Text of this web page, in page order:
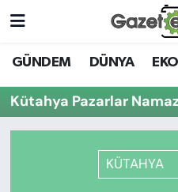
GÜNDEM DÜNYA
Kütahya Pazarlar
KÜTAHYA
DÜNYA
EKONOMİ
YENİ MEDYADA
Nöbetçi Eczaneler
Hava Durumu
Trafik Durumu